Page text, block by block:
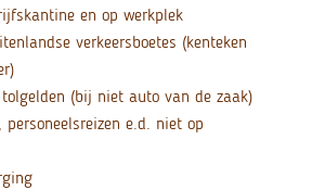
en op werkplek
verkeersboetes (kenteken
tolgelden (bij niet auto van de zaak)
personeelsreizen e.d. niet op